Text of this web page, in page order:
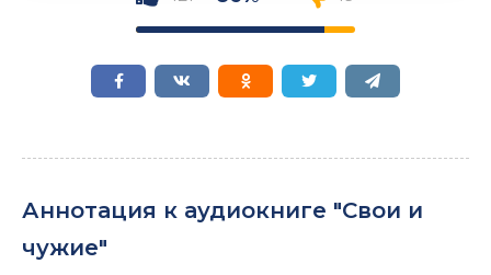
012
013
Аннотация к аудиокниге "Свои и
чужие"